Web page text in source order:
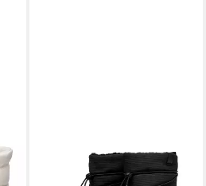
SNOWBAE WNS Winterboots
Moonboots, Winterstiefel,